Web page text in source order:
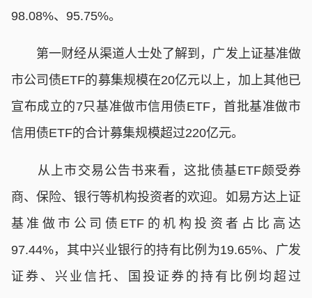
98.08%、95.75%。
第一财经从渠道人士处了解到，广发上证基准做
市公司债ETF的募集规模在20亿元以上，加上其他已
宣布成立的7只基准做市信用债ETF，首批基准做市
信用债ETF的合计募集规模超过220亿元。
从上市交易公告书来看，这批债基ETF颇受券
商、保险、银行等机构投资者的欢迎。如易方达上证
基准做市公司债ETF的机构投资者占比高达
97.44%，其中兴业银行的持有比例为19.65%、广发
证券、兴业信托、国投证券的持有比例均超过